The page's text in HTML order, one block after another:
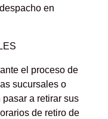
en
el proceso de
sucursales o
a retirar sus
de retiro de